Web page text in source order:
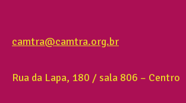
camtra@camtra.org.br
Rua da Lapa, 180 / sala 806 – Centro